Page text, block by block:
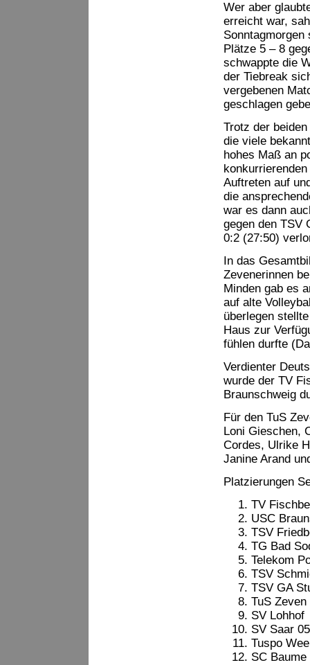
Wer aber
erreicht war,
Plätze 5 – 8
schwappte die
der Tiebreak
vergebenen
geschlagen
Trotz der
die viele
hohes Maß an
Auftreten auf
die
war es dann
gegen den TSV
0:2 (27:50)
In das
Zevenerinnen
Minden gab es
auf alte
überlegen
Haus zur
fühlen durfte
Verdienter
wurde der TV
Braunschweig
Für den TuS
Loni Gieschen,
Cordes, Ulrike
Janine Arand
Platzierungen
TV
USC
TSV
TG Bad
Telekom
TSV
TSV GA
TuS Zeven
SV Lohhof
SV Saar
Tuspo
SC Baume